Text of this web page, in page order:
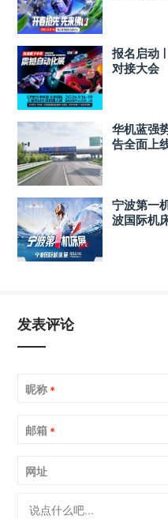
报名启动
对接大会
华机蓝强
告全面上
宁波第一
波国际机
发表评论
昵称 *
邮箱 *
网址